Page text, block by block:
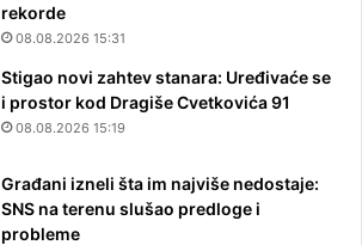
rekorde
08.08.2026 15:31
Stigao novi zahtev stanara: Uređivaće se
i prostor kod Dragiše Cvetkovića 91
08.08.2026 15:19
Građani izneli šta im najviše nedostaje:
SNS na terenu slušao predloge i
probleme